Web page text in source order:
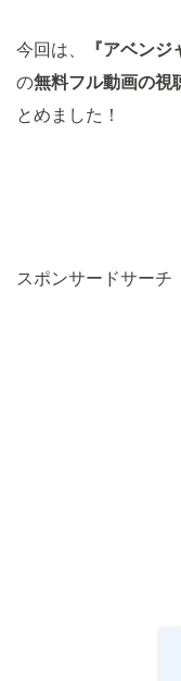
今回は、
『アベン
の無料フル動画の視
とめました！
スポンサードサーチ